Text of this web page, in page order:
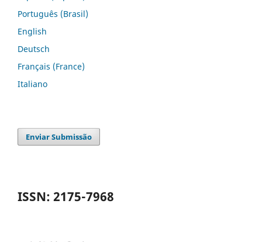
Português (Brasil)
English
Deutsch
Français (France)
Italiano
Enviar Submissão
ISSN: 2175-7968